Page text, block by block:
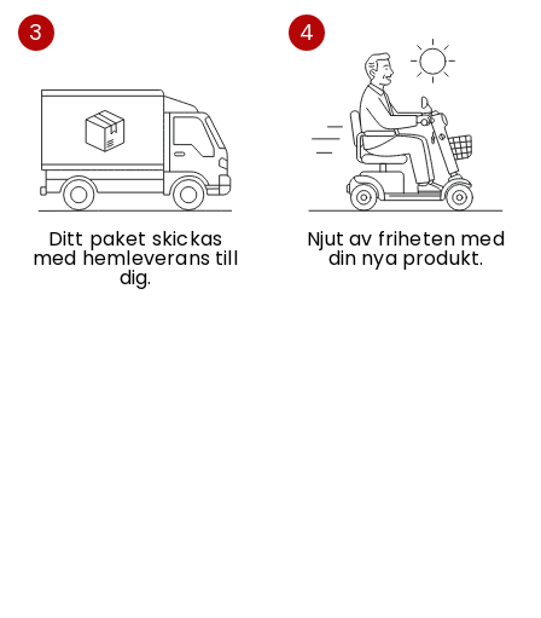
3
Ditt paket skickas
med hemleverans till
dig.
4
Njut av friheten med
din nya produkt.